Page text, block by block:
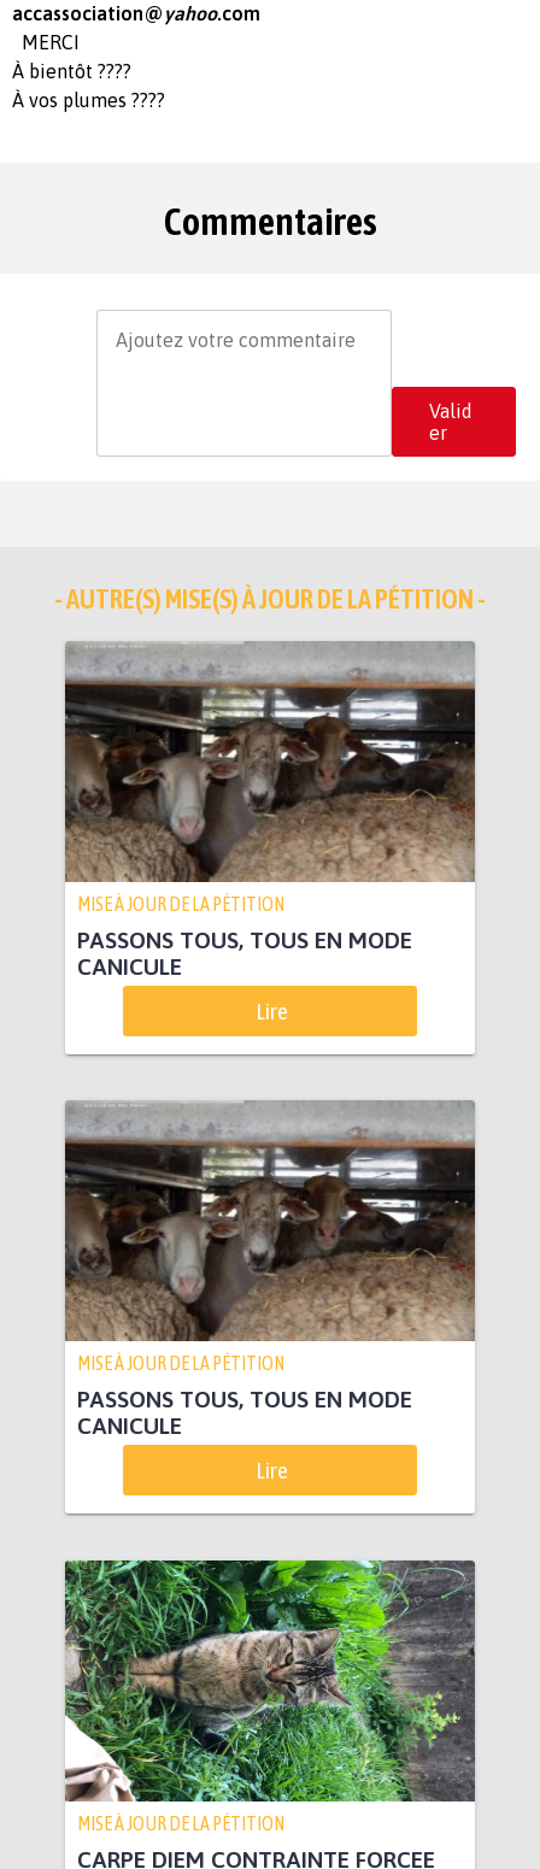
accassociation@ yahoo.com
MERCI
À bientôt ????
À vos plumes ????
Commentaires
Valid
er
- AUTRE(S) MISE(S) À JOUR DE LA PÉTITION -
MISE À JOUR DE LA PÉTITION
PASSONS TOUS, TOUS EN MODE
CANICULE
Lire
MISE À JOUR DE LA PÉTITION
PASSONS TOUS, TOUS EN MODE
CANICULE
Lire
MISE À JOUR DE LA PÉTITION
CARPE DIEM CONTRAINTE FORCEE